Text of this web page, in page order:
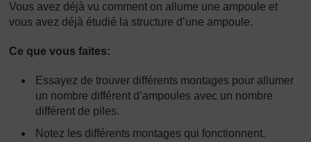
Vous avez déjà vu comment on allume une ampoule et
vous avez déjà étudié la structure d’une ampoule.
Ce que vous faites:
Essayez de trouver différents montages pour allumer
un nombre différent d’ampoules avec un nombre
différent de piles.
Notez les différents montages qui fonctionnent.